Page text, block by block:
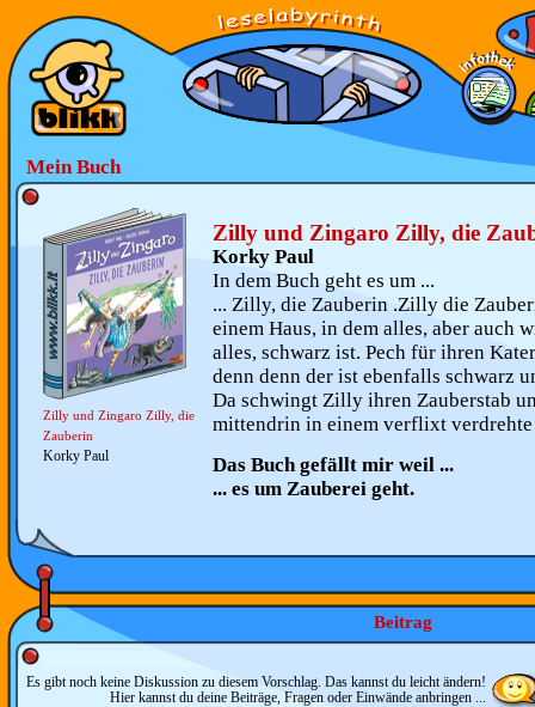
Mein Buch
Zilly und Zingaro Zilly, die
Zauberin
Korky Paul
Zilly und Zingaro Zilly, die
Korky Paul
In dem Buch geht es um ...
... Zilly, die Zauberin .Zilly die
einem Haus, in dem alles, aber auch
alles, schwarz ist. Pech für ihren
denn denn der ist ebenfalls schwarz
Da schwingt Zilly ihren Zauberstab
mittendrin in einem verflixt verdrehte
Das Buch gefällt mir weil ...
... es um Zauberei geht.
Beitrag
Es gibt noch keine Diskussion zu diesem Vorschlag. Das kannst du leicht ändern!
Hier kannst du deine Beiträge, Fragen oder Einwände anbringen ...